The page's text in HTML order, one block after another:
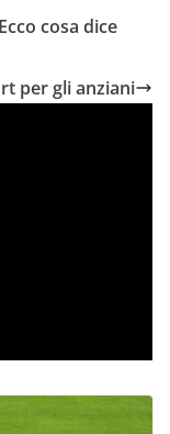
cosa dice
per gli anziani